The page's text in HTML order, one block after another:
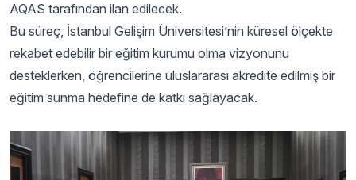
AQAS tarafından ilan edilecek.
Bu süreç, İstanbul Gelişim Üniversitesi’nin küresel ölçekte
rekabet edebilir bir eğitim kurumu olma vizyonunu
desteklerken, öğrencilerine uluslararası akredite edilmiş bir
eğitim sunma hedefine de katkı sağlayacak.